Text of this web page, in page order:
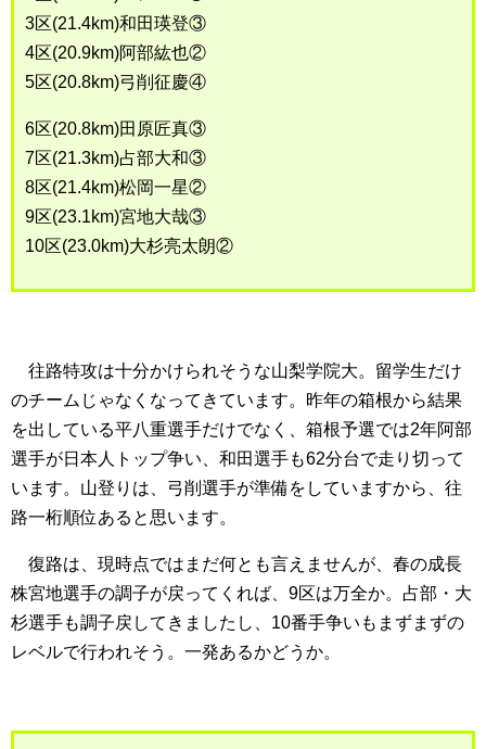
3区(21.4km)和田瑛登③
4区(20.9km)阿部紘也②
5区(20.8km)弓削征慶④
6区(20.8km)田原匠真③
7区(21.3km)占部大和③
8区(21.4km)松岡一星②
9区(23.1km)宮地大哉③
10区(23.0km)大杉亮太朗②
往路特攻は十分かけられそうな山梨学院大。留学生だけ
のチームじゃなくなってきています。昨年の箱根から結果
を出している平八重選手だけでなく、箱根予選では2年阿部
選手が日本人トップ争い、和田選手も62分台で走り切って
います。山登りは、弓削選手が準備をしていますから、往
路一桁順位あると思います。
復路は、現時点ではまだ何とも言えませんが、春の成長
株宮地選手の調子が戻ってくれば、9区は万全か。占部・大
杉選手も調子戻してきましたし、10番手争いもまずまずの
レベルで行われそう。一発あるかどうか。